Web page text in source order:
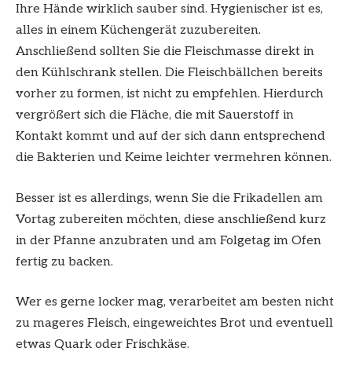
Ihre Hände wirklich sauber sind. Hygienischer ist es,
alles in einem Küchengerät zuzubereiten.
Anschließend sollten Sie die Fleischmasse direkt in
den Kühlschrank stellen. Die Fleischbällchen bereits
vorher zu formen, ist nicht zu empfehlen. Hierdurch
vergrößert sich die Fläche, die mit Sauerstoff in
Kontakt kommt und auf der sich dann entsprechend
die Bakterien und Keime leichter vermehren können.
Besser ist es allerdings, wenn Sie die Frikadellen am
Vortag zubereiten möchten, diese anschließend kurz
in der Pfanne anzubraten und am Folgetag im Ofen
fertig zu backen.
Wer es gerne locker mag, verarbeitet am besten nicht
zu mageres Fleisch, eingeweichtes Brot und eventuell
etwas Quark oder Frischkäse.